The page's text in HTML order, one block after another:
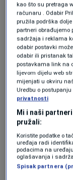
kao što su pretraga
računaru . Odabir
pružila podrška
partneri obrađujemo
sadržaja i reklama
odabir postavki
odabir ili pristanak
postavkama link na
lijevom dijelu web
mijenjati u okviru
Uredbu o
privatnosti
Mi i naši
pružali:
Koristite podatke o
uređaja radi
podacima na
oglašavanja i
Spisak partnera